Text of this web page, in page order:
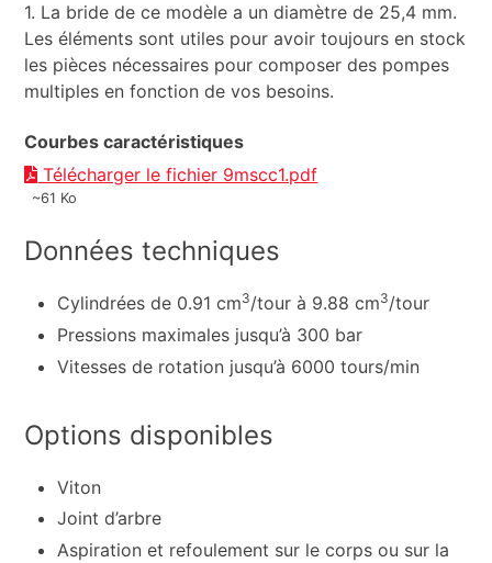
1. La bride de ce modèle a un diamètre de 25,4 mm.
Les éléments sont utiles pour avoir toujours en stock
les pièces nécessaires pour composer des pompes
multiples en fonction de vos besoins.
Courbes caractéristiques
Télécharger le fichier 9mscc1.pdf
~61 Ko
Données techniques
Cylindrées de 0.91 cm3/tour à 9.88 cm3/tour
Pressions maximales jusqu’à 300 bar
Vitesses de rotation jusqu’à 6000 tours/min
Options disponibles
Viton
Joint d’arbre
Aspiration et refoulement sur le corps ou sur la